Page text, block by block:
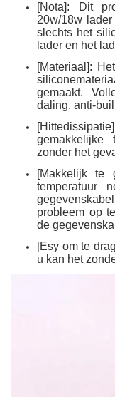
[Nota]: Dit
20w/18w
slechts het
lader en het
[Materiaal]:
gemaakt.
daling, anti-
zonder het
[Makkelijk te
temperatuur
probleem op
de
[Esy om te
u kan het